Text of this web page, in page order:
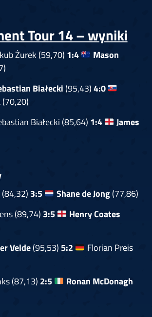
Tour 14 – wyniki
Żurek (59,70) 1:4
Mason
Białecki (95,43)4:0
Białecki (85,64) 1:4
James
3:5 Shane de Jong(77,86)
(89,74) 3:5
Henry Coates
Velde(95,53) 5:2
Florian Preis
(87,13) 2:5
Ronan McDonagh